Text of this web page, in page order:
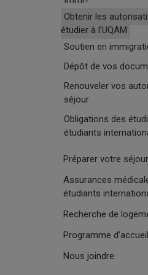
Obtenir les
étudier à l’UQAM
Soutien en
Dépôt de vos
Renouveler vos
séjour
Obligations des
étudiants
Préparer votre séjour
Assurances
étudiants
Recherche de
Programme
Nous joindre